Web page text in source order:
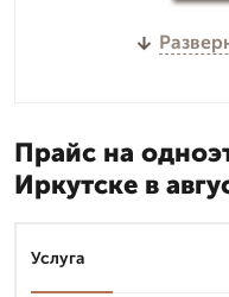
Прайс на
Иркутске в
Услуга